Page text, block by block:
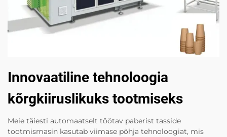
Innovaatiline tehnoloogia
kõrgkiiruslikuks tootmiseks
Meie täiesti automaatselt töötav paberist tasside
tootmismasin kasutab viimase põhja tehnoloogiat, mis